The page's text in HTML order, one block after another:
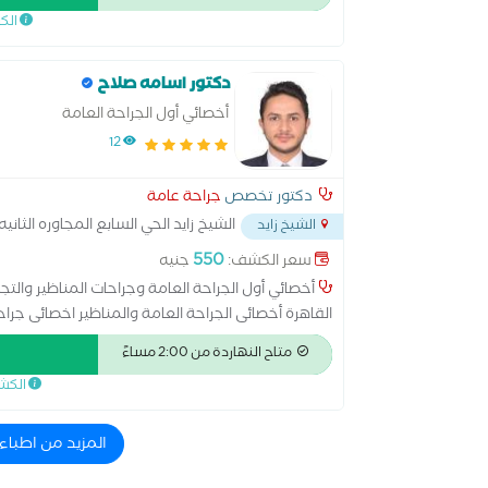
النتائج التجميلية. التخصصات: جراحات السمنة
البواسير – الشرخ) جراحات الغدة الدرقية والثدي
متكاملة للمريض تعتمد على دقة التشخيص،
أفضل نتائج ممكنة مع أعلى درجات الأمان.
دكتور اسامه صلاح
أخصائي أول الجراحة العامة
12
دكتور تخصص جراحة عامة
الشيخ زايد الشيخ زايد الحي السابع المجاوره الثانيه
سعر الكشف:550 جنيه
أخصائي أول الجراحة العامة وجراحات المناظير
القاهرة أخصائى الجراحة العامة والمناظير اخصائى
استئصال الزائدة والطحال بالمنظار
متاح النهاردة من 2:00 مساءً
المزيد من